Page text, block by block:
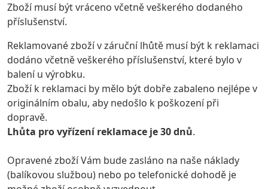
Zboží musí být vráceno včetně veškerého dodaného
příslušenství.
Reklamované zboží v záruční lhůtě musí být k reklamaci
dodáno včetně veškerého příslušenství, které bylo v
balení u výrobku.
Zboží k reklamaci by mělo být dobře zabaleno nejlépe v
originálním obalu, aby nedošlo k poškození při
dopravě.
Lhůta pro vyřízení reklamace je 30 dnů.
Opravené zboží Vám bude zasláno na naše náklady
(balíkovou službou) nebo po telefonické dohodě je